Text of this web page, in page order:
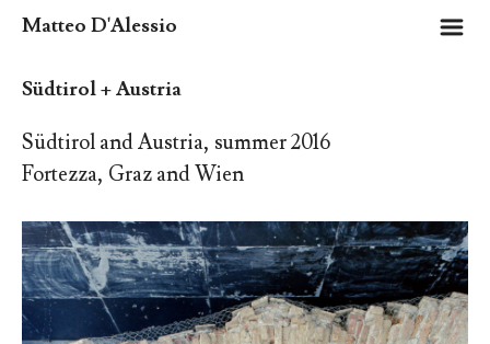
Matteo D'Alessio m
Südtirol + Austria
Südtirol and Austria, summer 2016
Fortezza, Graz and Wien